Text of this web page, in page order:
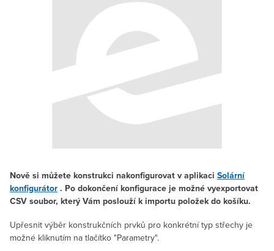
Nově si můžete konstrukci nakonfigurovat v aplikaci Solární
konfigurátor . Po dokončení konfigurace je možné vyexportovat
CSV soubor, který Vám poslouží k importu položek do košíku.
Upřesnit výběr konstrukčních prvků pro konkrétní typ střechy je
možné kliknutím na tlačítko "Parametry".